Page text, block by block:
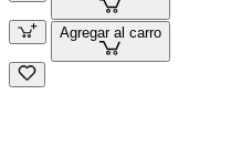
Agregar al carro